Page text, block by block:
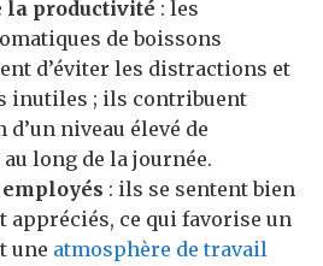
la productivité : les
de boissons
d’éviter les distractions et
inutiles ; ils contribuent
niveau élevé de
long de la journée.
: ils se sentent bien
appréciés, ce qui favorise un
une atmosphère de travail